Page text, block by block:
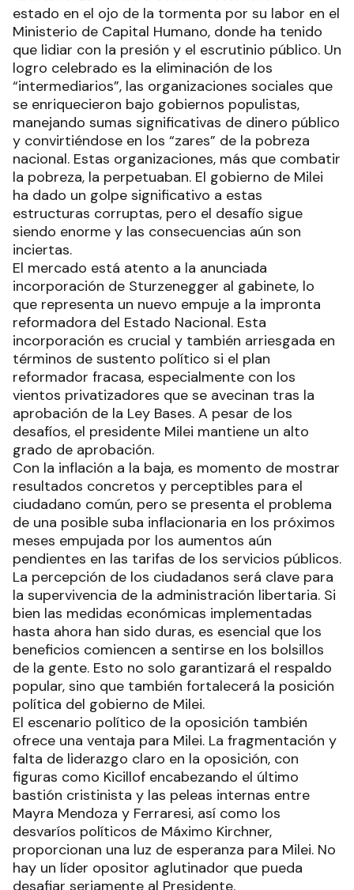
estado en el ojo de la tormenta por su labor en el
Ministerio de Capital Humano, donde ha tenido
que lidiar con la presión y el escrutinio público. Un
logro celebrado es la eliminación de los
“intermediarios”, las organizaciones sociales que
se enriquecieron bajo gobiernos populistas,
manejando sumas significativas de dinero público
y convirtiéndose en los “zares” de la pobreza
nacional. Estas organizaciones, más que combatir
la pobreza, la perpetuaban. El gobierno de Milei
ha dado un golpe significativo a estas
estructuras corruptas, pero el desafío sigue
siendo enorme y las consecuencias aún son
inciertas.
El mercado está atento a la anunciada
incorporación de Sturzenegger al gabinete, lo
que representa un nuevo empuje a la impronta
reformadora del Estado Nacional. Esta
incorporación es crucial y también arriesgada en
términos de sustento político si el plan
reformador fracasa, especialmente con los
vientos privatizadores que se avecinan tras la
aprobación de la Ley Bases. A pesar de los
desafíos, el presidente Milei mantiene un alto
grado de aprobación.
Con la inflación a la baja, es momento de mostrar
resultados concretos y perceptibles para el
ciudadano común, pero se presenta el problema
de una posible suba inflacionaria en los próximos
meses empujada por los aumentos aún
pendientes en las tarifas de los servicios públicos.
La percepción de los ciudadanos será clave para
la supervivencia de la administración libertaria. Si
bien las medidas económicas implementadas
hasta ahora han sido duras, es esencial que los
beneficios comiencen a sentirse en los bolsillos
de la gente. Esto no solo garantizará el respaldo
popular, sino que también fortalecerá la posición
política del gobierno de Milei.
El escenario político de la oposición también
ofrece una ventaja para Milei. La fragmentación y
falta de liderazgo claro en la oposición, con
figuras como Kicillof encabezando el último
bastión cristinista y las peleas internas entre
Mayra Mendoza y Ferraresi, así como los
desvaríos políticos de Máximo Kirchner,
proporcionan una luz de esperanza para Milei. No
hay un líder opositor aglutinador que pueda
desafiar seriamente al Presidente.